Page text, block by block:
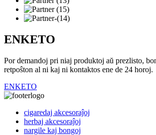
ENKETO
Por demandoj pri niaj produktoj aŭ prezlisto,
retpoŝton al ni kaj ni kontaktos ene de 24 horoj.
ENKETO
cigaredaj akcesoraĵoj
herbaj akcesoraĵoj
nargile kaj bongoj